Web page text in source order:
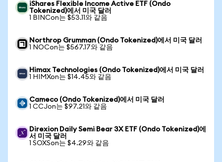
iShares Flexible Income Active ETF (Ondo
Tokenized)에서 미국 달러
1 BINCon는 $53.11와 같음
Northrop Grumman (Ondo Tokenized)에서 미국 달러
1 NOCon는 $567.17와 같음
Himax Technologies (Ondo Tokenized)에서 미국 달러
1 HIMXon는 $14.45와 같음
Cameco (Ondo Tokenized)에서 미국 달러
1 CCJon는 $97.21와 같음
Direxion Daily Semi Bear 3X ETF (Ondo Tokenized)에
서 미국 달러
1 SOXSon는 $4.29와 같음